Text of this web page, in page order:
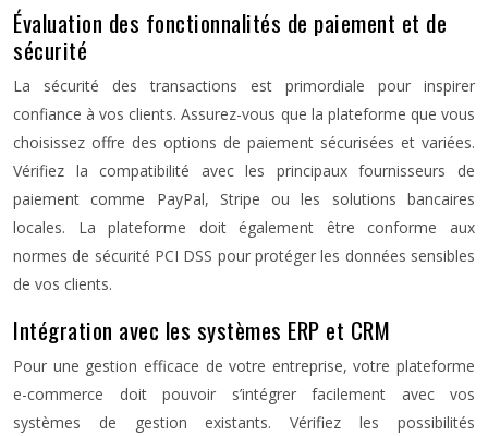
Évaluation des fonctionnalités de paiement et de
sécurité
La sécurité des transactions est primordiale pour inspirer
confiance à vos clients. Assurez-vous que la plateforme que vous
choisissez offre des options de paiement sécurisées et variées.
Vérifiez la compatibilité avec les principaux fournisseurs de
paiement comme PayPal, Stripe ou les solutions bancaires
locales. La plateforme doit également être conforme aux
normes de sécurité PCI DSS pour protéger les données sensibles
de vos clients.
Intégration avec les systèmes ERP et CRM
Pour une gestion efficace de votre entreprise, votre plateforme
e-commerce doit pouvoir s’intégrer facilement avec vos
systèmes de gestion existants. Vérifiez les possibilités